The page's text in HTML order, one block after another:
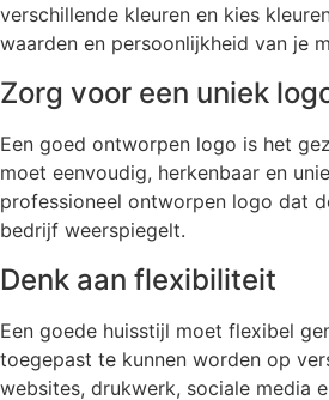
verschillende kleuren en kies
waarden en persoonlijkheid van je
Zorg voor een uniek
Een goed ontworpen logo is het
moet eenvoudig, herkenbaar en
professioneel ontworpen logo dat
bedrijf weerspiegelt.
Denk aan flexibiliteit
Een goede huisstijl moet flexibel
toegepast te kunnen worden op
websites, drukwerk, sociale media